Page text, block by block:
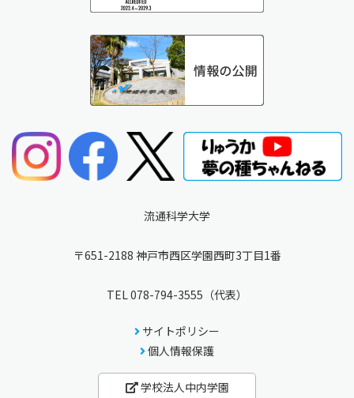
流通科学大学
〒651-2188 神戸市西区学園西町3丁目1番
TEL078-794-3555 （代表）
サイトポリシー
個人情報保護
学校法人中内学園